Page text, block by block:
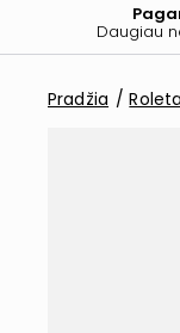
Daugiau
Pradžia